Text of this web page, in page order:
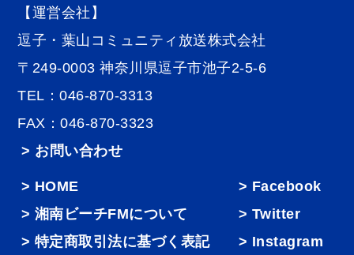
【運営会社】
逗子・葉山コミュニティ放送株式会社
〒249-0003 神奈川県逗子市池子2-5-6
TEL：046-870-3313
FAX：046-870-3323
> お問い合わせ
HOME
湘南ビーチFMについて
特定商取引法に基づく表記
Facebook
Twitter
Instagram